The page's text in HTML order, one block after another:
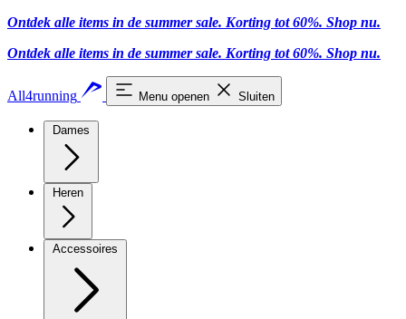
Ontdek alle items in de summer sale. Korting tot 60%. Shop nu.
Ontdek alle items in de summer sale. Korting tot 60%. Shop nu.
All4running Menu openen Sluiten
Dames
Heren
Accessoires